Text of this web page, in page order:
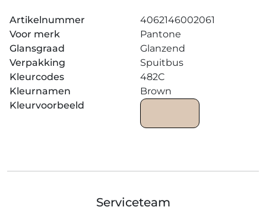
Artikelnummer
4062146002061
Voor merk
Pantone
Glansgraad
Glanzend
Verpakking
Spuitbus
Kleurcodes
482C
Kleurnamen
Brown
Kleurvoorbeeld
Serviceteam